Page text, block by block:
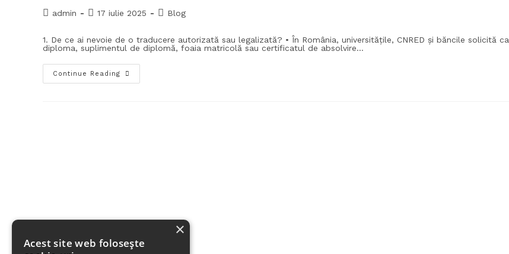
admin 17 iulie 2025 Blog
1. De ce ai nevoie de o traducere autorizată sau legalizată? • În România, universitățile, CNRED și băncile solicită ca
diploma, suplimentul de diplomă, foaia matricolă sau certificatul de absolvire…
Continue Reading
×
Acest site web folosește